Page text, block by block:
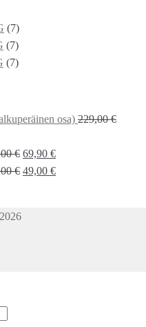
(7)
(7)
(7)
osa) 229,00€
€ 69,90 €
€ 49,00 €